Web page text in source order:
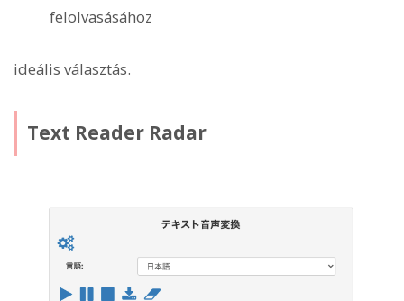
felolvasásához
ideális választás.
Text Reader Radar